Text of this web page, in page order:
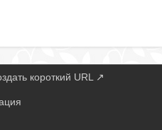
короткий URL↗